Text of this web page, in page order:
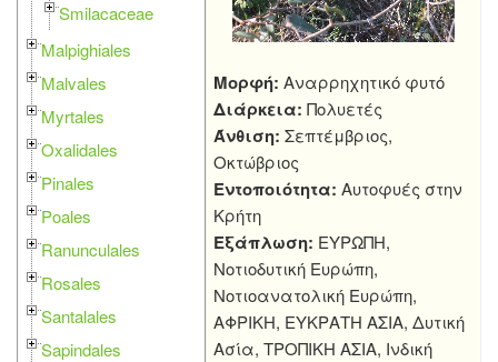
Smilacaceae
Malpighiales
Malvales
Myrtales
Oxalidales
Pinales
Poales
Ranunculales
Rosales
Santalales
Sapindales
Μορφή: Αναρρηχητικό φυτό
Διάρκεια: Πολυετές
Άνθιση: Σεπτέμβριος,
Οκτώβριος
Εντοποιότητα: Αυτοφυές στην
Κρήτη
Εξάπλωση: ΕΥΡΩΠΗ,
Νοτιοδυτική Ευρώπη,
Νοτιοανατολική Ευρώπη,
ΑΦΡΙΚΗ, ΕΥΚΡΑΤΗ ΑΣΙΑ, Δυτική
Ασία, ΤΡΟΠΙΚΗ ΑΣΙΑ, Ινδική